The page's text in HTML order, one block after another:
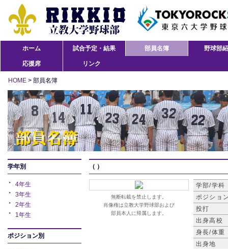
ホーム 試合予定・結果 部員名簿 野球部
応援席 リンク
HOME > 部員名簿
学年別
4年生
3年生
2年生
1年生
ポジション別
（ ）
無断転載を禁止します。
肖像権は立教大学野球部および
部員本人に帰属します。
学部/学科
ポジショ
投打
出身高校
身長/体重
出身地